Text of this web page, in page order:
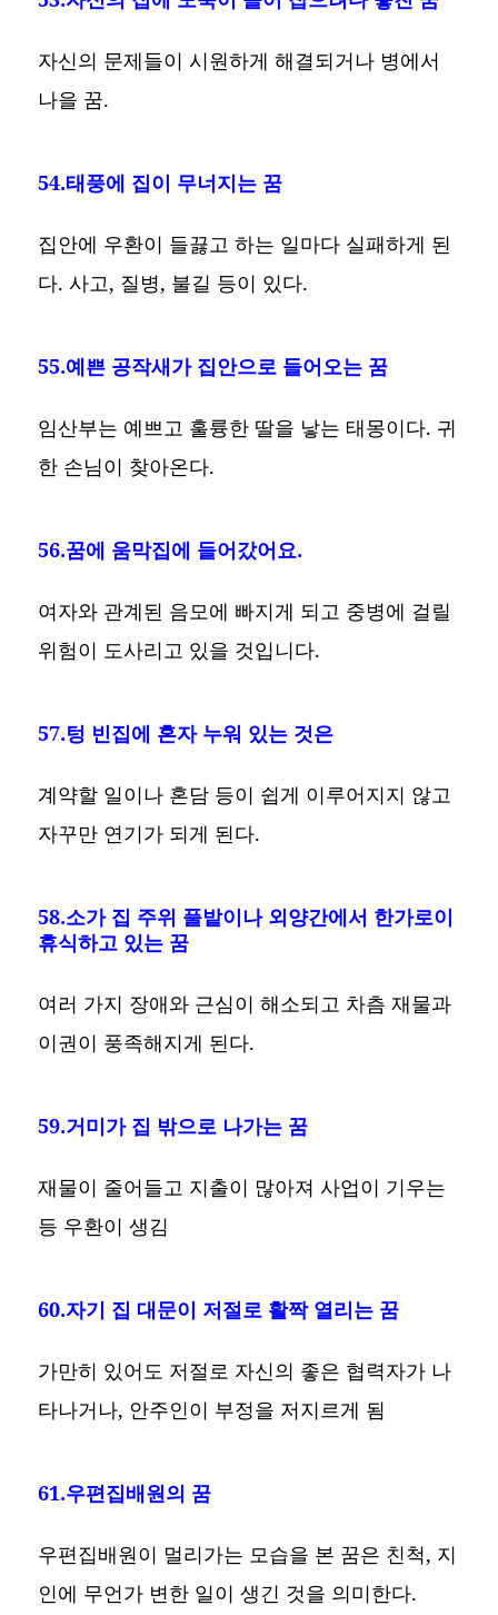
자신의 문제들이 시원하게 해결되거나 병에서
나을 꿈.
54.태풍에 집이 무너지는 꿈
집안에 우환이 들끓고 하는 일마다 실패하게 된
다. 사고, 질병, 불길 등이 있다.
55.예쁜 공작새가 집안으로 들어오는 꿈
임산부는 예쁘고 훌륭한 딸을 낳는 태몽이다. 귀
한 손님이 찾아온다.
56.꿈에 움막집에 들어갔어요.
여자와 관계된 음모에 빠지게 되고 중병에 걸릴
위험이 도사리고 있을 것입니다.
57.텅 빈집에 혼자 누워 있는 것은
계약할 일이나 혼담 등이 쉽게 이루어지지 않고
자꾸만 연기가 되게 된다.
58.소가 집 주위 풀밭이나 외양간에서 한가로이
휴식하고 있는 꿈
여러 가지 장애와 근심이 해소되고 차츰 재물과
이권이 풍족해지게 된다.
59.거미가 집 밖으로 나가는 꿈
재물이 줄어들고 지출이 많아져 사업이 기우는
등 우환이 생김
60.자기 집 대문이 저절로 활짝 열리는 꿈
가만히 있어도 저절로 자신의 좋은 협력자가 나
타나거나, 안주인이 부정을 저지르게 됨
61.우편집배원의 꿈
우편집배원이 멀리가는 모습을 본 꿈은 친척, 지
인에 무언가 변한 일이 생긴 것을 의미한다.